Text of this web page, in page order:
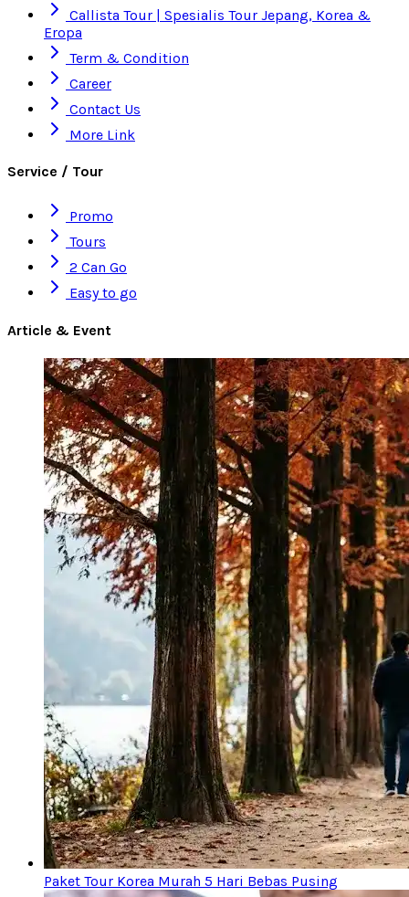
Callista Tour | Spesialis Tour Jepang, Korea &
Eropa
Term & Condition
Career
Contact Us
More Link
Service / Tour
Promo
Tours
2 Can Go
Easy to go
Article & Event
Paket Tour Korea Murah 5 Hari Bebas Pusing